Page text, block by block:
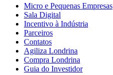
Micro e Pequenas Empresas
Sala Digital
Incentivo à Indústria
Parceiros
Contatos
Agiliza Londrina
Compra Londrina
Guia do Investidor